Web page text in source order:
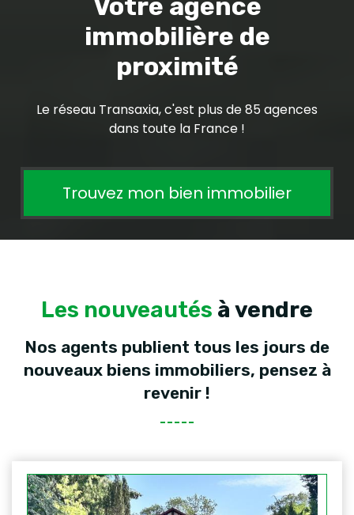
Votre agence
immobilière de
proximité
Le réseau Transaxia, c'est plus de 85 agences
dans toute la France !
Trouvez mon bien immobilier
Les nouveautés à vendre
Nos agents publient tous les jours de
nouveaux biens immobiliers, pensez à
revenir !